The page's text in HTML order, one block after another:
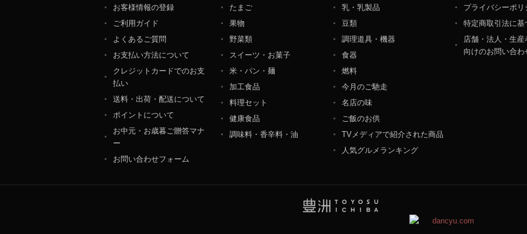
ＴＥＬ：050-5213-9266
ＦＡＸ：047-401-6847
お客様情報の登録
ご利用ガイド
よくあるご質問
お支払い方法について
クレジットカードでのお支
払い
送料・出荷・配送について
ポイントについて
お中元・お歳暮ご贈答マナ
ー
お問い合わせフォーム
たまご
果物
野菜類
スイーツ・お菓子
米・パン・麺
加工食品
料理セット
健康食品
調味料・香辛料・油
乳・乳製品
豆類
調理道具・機器
食器
燃料
今月のご馳走
名店の味
ご飯のお供
TVメディアで紹介された商品
人気グルメランキング
プライバシーポリ
特定商取引法に基
店舗・法人・生産
向けのお問い合わ